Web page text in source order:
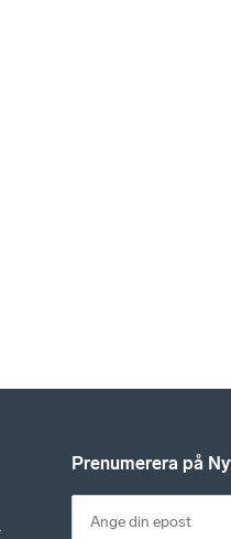
Prenumerera på